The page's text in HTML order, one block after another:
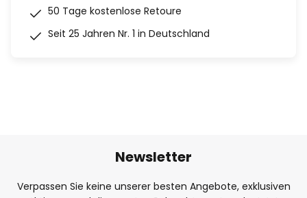
50 Tage kostenlose Retoure
Seit 25 Jahren Nr. 1 in Deutschland
Newsletter
Verpassen Sie keine unserer besten Angebote, exklusiven